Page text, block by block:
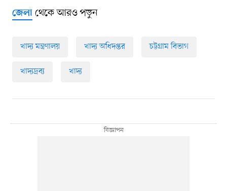
জেলাথেকে আরও পড়ুন
খাদ্য মন্ত্রণালয় খাদ্য অধিদপ্তর চট্টগ্রাম বিভাগ
খাদ্যদ্রব্য খাদ্য